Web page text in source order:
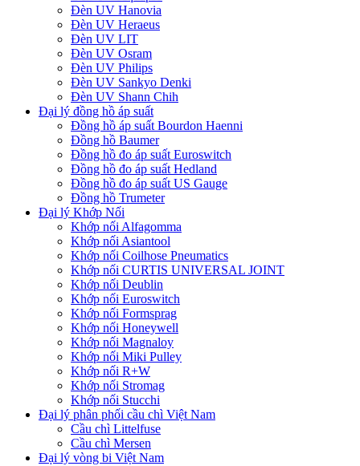
Đèn UV Hanovia
Đèn UV Heraeus
Đèn UV LIT
Đèn UV Osram
Đèn UV Philips
Đèn UV Sankyo Denki
Đèn UV Shann Chih
Đại lý đồng hồ áp suất
Đồng hồ áp suất Bourdon Haenni
Đồng hồ Baumer
Đồng hồ đo áp suất Euroswitch
Đồng hồ đo áp suất Hedland
Đồng hồ đo áp suất US Gauge
Đồng hồ Trumeter
Đại lý Khớp Nối
Khớp nối Alfagomma
Khớp nối Asiantool
Khớp nối Coilhose Pneumatics
Khớp nối CURTIS UNIVERSAL JOINT
Khớp nối Deublin
Khớp nối Euroswitch
Khớp nối Formsprag
Khớp nối Honeywell
Khớp nối Magnaloy
Khớp nối Miki Pulley
Khớp nối R+W
Khớp nối Stromag
Khớp nối Stucchi
Đại lý phân phối cầu chì Việt Nam
Cầu chì Littelfuse
Cầu chì Mersen
Đại lý vòng bi Việt Nam